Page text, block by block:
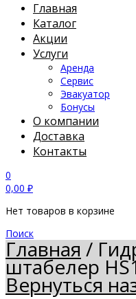
Главная
Каталог
Акции
Услуги
Аренда
Сервис
Эвакуатор
Бонусы
О компании
Доставка
Контакты
0
0,00 ₽
Нет товаров в корзине
Поиск
Главная/
штабелер
Вернуться